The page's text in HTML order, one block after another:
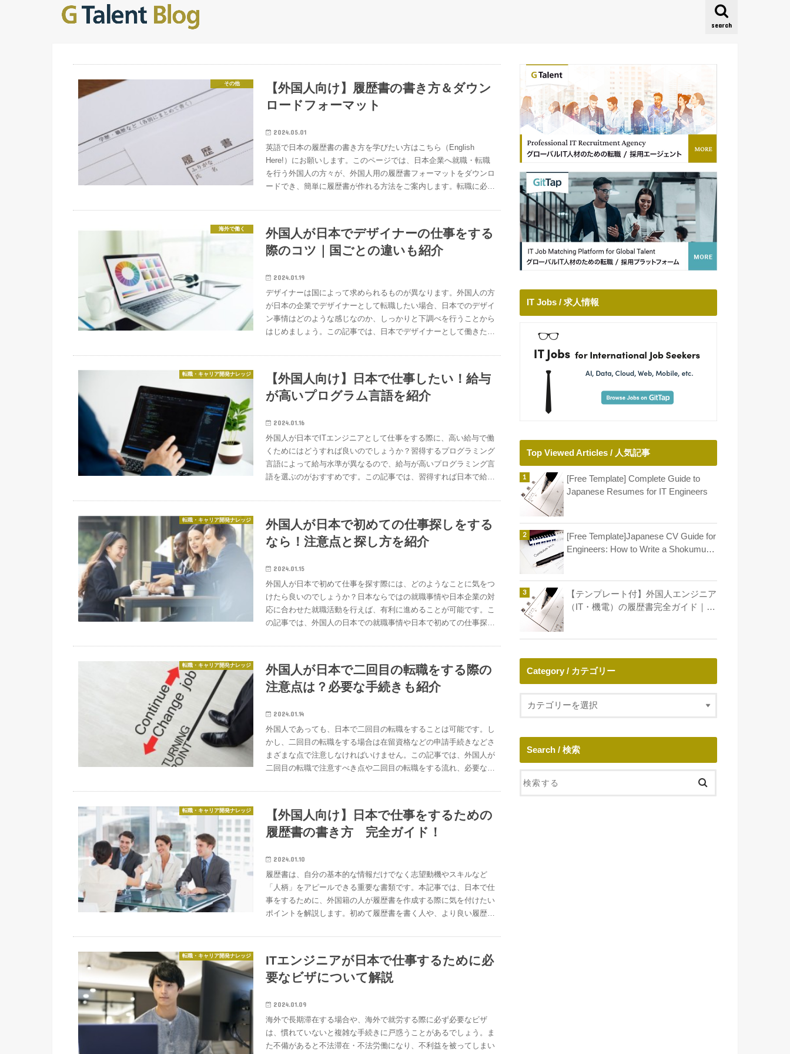
search
その他
【外国人向け】履歴書の書き方＆ダウン
ロードフォーマット
2024.05.01
英語で日本の履歴書の書き方を学びたい方はこちら（English
Here!）にお願いします。このページでは、日本企業へ就職・転職
を行う外国人の方々が、外国人用の履歴書フォーマットをダウンロ
ードでき、簡単に履歴書が作れる方法をご案内します。転職に必要
には、一般的には履歴書と職務経歴書という２つの提出書類が必要
になります。履歴書（りれきしょ）・・・これまでの経歴（学歴、
職歴）や基本情報（名前、生年月日、連絡先など）を伝える書類職
務経歴書（しょくむけいれきしょ）・・・これまでの職務経歴（働
単に自分の経歴や基本情報を応募した企業に伝え、職務経歴書で職
務経験やスキルを応募した企業にアピールすることになります。こ
のページでは履歴書の書き方を学びます。履歴書は日本特有の書類
となり、独特の日本語表現を使うところもあります。しかし、書き
方を理解すれば簡単に作成できます。このページでは、外国人向け
い、そのフォーマットを使って履歴書を作成していきましょう。※
（ITエンジニア向けの職務経歴書です）【外国人向け】職務経歴書
の書き方（サンプルダウンロード）履歴書フォーマットのダウンロ
をしてください。履歴書フォーマット Download※Excel形式のフォ
ーマットになります。テンプレートのダウンロード、ありがとうご
ざいます。この先の解説が、あなたの魅力が伝わる履歴書づくりに
役立てば幸いです。また、完成した履歴書をどこで活かせば良いか
迷った際には、私たちGTalentのグループサービス転職サイト
「GitTap」も、ぜひ一つの選択肢としてご検討ください。あなたの
ルを開いてください。これからフォーマットに沿って履歴書の書き
方をご案内します。外国人向け履歴書の書き方履歴書は以下の5つ
の大きな項目に分けられます。基本情報学歴・職歴免許・資格特
基本情報基本情報を記入する箇所を説明します。上記の番号①〜⑩
の番号に沿って書き方を解説します。①履歴書提出日履歴書を提出
する日（年/月/日）を記入してください。※作成した日でも大丈夫
ですが、3ヶ月以上前の日付になっている場合は新しい日付に修正
してください。②氏名氏名は名前を記入する欄です。上部の「ふり
でふりがなを記入しているので、英語で記入しても問題ありませ
ん。中国や韓国出身の方々であれば、漢字で記入してください。姓
（Last Name）を最初に記入し、スペースを開けて名（First
「ふりがな」ですが、違うフォーマットの場合はカタカナで「フリ
ガナ」と書かれている場合もあります。その場合は、カタカナで記
入をすることになります。③国籍出身国（国籍）を記入してくださ
い。④生年月日（年齢）生年月日は、「（Year）年/（Month）月/
（Day）日生」という書き方となります。あなたが生まれた
るのは、「生まれた」という意味です。年齢は、「満(Age)歳」と
いう書き方となります。あなたの年齢をAgeに記入してください。
※「満」と最初に付いているのは、現時点の年齢という意味です。
⑤性別あなたの性別（Gender）を選んでください。男（Male）、
現在住んでいる住所を記入してください。＜日本国内に住んでいる
場合＞日本国内に住んでいる場合は、できる限り日本語で記入をし
てください。日本語の場合は、上部の「ふりがな」には、ひらがな
で住所の読み方を入力し、下部の現住所には日本語（漢字やカタカ
ナなど）で記入をしてください。※住所の数字には「ふりがな」は
ご記入ください。上部の「ふりがな」は不要です。⑦電話連絡が取
んでいる場合は、国番号も付けるようにしてください。⑧メール連
絡が取れるメールアドレスを記入してください。⑨連絡先基本的に
は、⑥〜⑧で入力した内容と同じという意味です。企業が連絡をす
る時に、⑥〜⑧で入力した住所、電話、メールアドレスで問題なけ
れば、「同上」とだけ記入してください。もし、⑥〜⑧以外の住
所、電話、メールアドレスを連絡先にしたい場合は、⑥〜⑧と違う
海外で働く
外国人が日本でデザイナーの仕事をする
際のコツ｜国ごとの違いも紹介
2024.01.19
デザイナーは国によって求められるものが異なります。外国人の方
が日本の企業でデザイナーとして転職したい場合、日本でのデザイ
ン事情はどのような感じなのか、しっかりと下調べを行うことから
はじめましょう。この記事では、日本でデザイナーとして働きたい
ツや、外国と日本におけるデザインの特徴の違いなどをご紹介して
いきます。デザイナーとしての仕事探したい方は、IT業界のグロー
バル企業が集まる転職エージェント『G Talent』を活用ください。
外国人が日本でデザイナーの仕事をする際のコツデザイナー仕事を
ましょう。日本でデザイナーに求められる、または良く使われるパ
ターンを把握することができます。利便性を重視しながら必要な情
報を盛り込む色による印象が違うので注意大文字のアルファベット
で強調を表現するひらがな・カタカナ・漢字を組み合わせてデザイ
ンする文字は縦書きもできる文字自体をイラスト化することもある
利便性を重視しながら必要な情報を盛り込む日本では、Webデザイ
た利便性が重視されます。たとえば以下のようなものです。トップ
ページに最新の更新情報やイベント情報を載せるメニューの位置が
象で「欲しい情報が見つけやすい」と判断されることで、ユーザー
ース）とは？意味やデザインのポイント／DENTSU MACROMILL
INSIGHT日本でデザイナーの仕事をするコツ②｜色による印象が違
うので注意色に対するイメージは、国や地域などにより異なりま
す。同じアジア圏であっても同様で、日本では良いイメージなのに
色のイメージを覚えておきましょう。色の種類日本のユーザーが受
ける印象白清潔感、神聖、明るい、善赤熱い、情熱的、活動的、エ
ネルギー、怒りオレンジ明るい、健康的、暖かい、楽しい黄喜び、
冷静紫高貴さ、神秘的、女性的参考：色の持つイメージが与える心
理的効果とは？チラシデザインの広告効果を高めよう！／販促の大
学日本でデザイナーの仕事をするコツ③｜大文字のアルファベット
で強調を表現する大文字のアルファベットで表現された英文や英単
語は、欧米では「注意されている」ようなマイナスに近い印象を与
多いです。たとえば日本では、企業のスローガンなどを掲載する際
に大文字のアルファベットを用いたりします。アルファベットの使
い方にも注意が必要です。参考：大文字と小文字／デザイナーの英
漢字を組み合わせてデザインする日本語にはひらがな、カタカナ、
漢字という3種類の文字があり、これらを組み合わせて単語や文章
を書きます。組み合わせは何通りにもなりますので、伝えたいイメ
ージに一番近い組み合わせをアレンジして作り上げます。そこに英
単語も加えて文章を作ることもできます。実際に日本のユーザーに
合わせをうまく用いているのが良く分かるでしょう。参考：日本の
デザインスタイルは、そのままでは海外で通用しない／ぐれこブロ
グ日本でデザイナーの仕事をするコツ⑤｜文字は縦書きもできる縦
書きが向かないアルファベットに比べて、日本語は横書き・縦書き
たり前の見え方になっています。外国人で日本語を第二外国語とし
て使用するデザイナーにとっては慣れない印象もあるかもしれませ
ん。縦書き表記に慣れるためには、街を歩いて日本語表記の看板を
見たり、日本語のWebサイトをチェックしてみたりするなどしてみ
転職・キャリア開発ナレッジ
【外国人向け】日本で仕事したい！給与
が高いプログラム言語を紹介
2024.01.16
外国人が日本でITエンジニアとして仕事をする際に、高い給与で働
くためにはどうすれば良いのでしょうか？習得するプログラミング
言語によって給与水準が異なるので、給与が高いプログラミング言
語を選ぶのがおすすめです。この記事では、習得すれば日本で給与
ための方法について解説します。高い給与のIT企業で働きたい方
は、IT業界のグローバル企業が集まる『G Talent』を利用くださ
い。日本で仕事したい！給与が高いプログラム言語を紹介日本でIT
エンジニアとして高い給与を得るために、習得すべきプログラミン
PythonCPerlC#ScalaJavaScript給与が高いプログラム言語①｜
GoGoはGoogleが開発し2009年に登場した新しい言語であり、
Windows、MacOS X、Linux、Android、iOSなどのほとんどのOS
に対応しているため人気が高いです。シンプルでバグが混入しにく
く、高性能なプログラミング言語だと言えます。注目度が高く人気
水準は高めです。他言語とまったく文法などが異なるため、学ぶた
けのコストをかける価値がある言語と言えるでしょう。日本でも、
LINE、メルカリ、Gunosyなどの大手企業が採用しており、注目度
転職市場で価値が高まります。Go技術者は年収が高いことでも知
習得してください。参考：プログラミング言語ランキング！日本で
高年収の言語はコレ／G Talent Blog給与が高いプログラム言語②｜
TypeScriptTypeScriptはJavaScriptを拡張した上位互換のプログラ
ミング言語で、Web系のエンジニアになるなら習得すべき言語で
プログラミング言語を身につけることで、給与水準がアップするは
ずです。TypeScriptは幅広く使われているJavaScriptの拡張言語な
ので、今後もニーズが高まっていくことが予想されます。
も進んでいるため、今後仕事が増えていくでしょう。JavaScriptに
プラスして習得することで、Web系開発者としてステップアップが
可能です。参考：フロントエンドの開発で必要な言語一覧！
JavaScriptだけでなくTypeScriptのスキルも必要？／転職GUIDE給
与が高いプログラム言語③｜R言語R言語は、機械学習、統計解
言語ですが、近年AIの領域が急速に発展したことで再度注目を浴び
ました。AI分野に活用できるため、データエンジニアやデータアナ
リストに欠かせない言語です。R言語を習得すれば、今注目を浴び
ップを目指すなら習得をおすすめします。同じAIの分野に特化した
言語として、Pythonもあります。Pythonはディープランニングや
機械学習の分野で使われますが、R言語はもともと統計解析の分野
のために開発された言語です。R言語は統計の計算やグラフの出力
転職・キャリア開発ナレッジ
外国人が日本で初めての仕事探しをする
なら！注意点と探し方を紹介
2024.01.15
外国人が日本で初めて仕事を探す際には、どのようなことに気をつ
けたら良いのでしょうか？日本ならではの就職事情や日本企業の対
応に合わせた就職活動を行えば、有利に進めることが可能です。こ
の記事では、外国人の日本での就職事情や日本で初めての仕事探し
について解説します。日本で働きやすい仕事を探したい方は、IT業
界のグローバル企業が集まる転職エージェント『G Talent』をご利
用ください。まずは日本の就職・採用事情について知ろうまずは、
日本での就職・採用事情について知ることからはじめましょう。日
すくなります。外国人労働者の需要は高い日本では高齢化が進み、
労働人口の不足が深刻化しています。そのため、外国人労働者の需
要は高く、外国人が日本で仕事を探しやすい状況です。厚生労働省
の外国人雇用状況を見てみましょう。厚生労働省の「外国人雇用状
況」の届出状況まとめ（令和3年10月末現在）によると、外国人労
グラフを見てわかるとおり、外国人労働者の日本での需要は高まっ
後も続くと予想できます。新卒一括採用が浸透している日本の就職
事情について簡単に見ていきましょう。日本では、学校を卒業して
人を「中途採用者」というくくりで分けます。企業が「新卒一括採
りに学校に入学し、年度が切り替わります。そのため、新卒採用者
は４月入社で、中途採用者の採用も年度が切り替わる４月採用の数
が多いです。参考：新卒一括採用とは？日本特有の制度ができたき
っかけやメリット、デメリット／MarkeTRUNK終身雇用の考えが
数が長くなるにつれて役職や給与が上がっていく「年功序列制度」
が根づいており、若いうちにやめるのは損と言われていたのです。
しかし、少子高齢化が進み労働人口が減少していくと、即戦力にな
的に労働力が不足しているため、比較的中途採用されやすい状況に
なっています。参考：終身雇用は崩壊？実は約半数の企業が終身雇
用。その是非と次の時代への打ち手とは／d's JOURNAL外国人が
日本で初めての仕事探しをする際の5つの注意点外国人が日本で初
転職・キャリア開発ナレッジ
外国人が日本で二回目の転職をする際の
注意点は？必要な手続きも紹介
2024.01.14
外国人であっても、日本で二回目の転職をすることは可能です。し
かし、二回目の転職をする場合は在留資格などの申請手続きなどさ
まざまな点で注意しなければいけません。この記事では、外国人が
二回目の転職で注意すべき点や二回目の転職をする流れ、必要な手
グローバル企業が集まる転職エージェントの『G Talent』がおすす
めです。外国人でも日本で二回目の転職は可能？外国人でも、日本
で二回目の転職をすることは可能です。日本は終身雇用や年功序列
が一般的と考える人も多いかもしれませんが、近年では二回目以降
えており、日本では人手不足が続いているため外国人の労働力が必
要とされているのです。むしろ、外国語が使えることやコミュニケ
ーション能力の高さなど外国人であることを強みにして、転職活動
を有利に進めていくことも可能です。日本の転職活動の流れや企業
の考え方などを理解して、有利に転職活動を進めていきましょう。
流れと注意点[グローバル2]／Fellowship外国人が二回目の転職で注
年齢によってアピールポイントは異なります。20代で二回目の転
職の場合｜若さや柔軟性が武器になる20代で二回目の転職をする
く、柔軟性があることで上司や先輩社員の教えに素直に従えること
し、職場に早く順応してくれる戦力を必要としています。そのた
め、20代では若さや柔軟性を武器にすれば、採用されやすいでし
転職・キャリア開発ナレッジ
【外国人向け】日本で仕事をするための
履歴書の書き方 完全ガイド！
2024.01.10
履歴書は、自分の基本的な情報だけでなく志望動機やスキルなど
「人柄」をアピールできる重要な書類です。本記事では、日本で仕
事をするために、外国籍の人が履歴書を作成する際に気を付けたい
ポイントを解説します。初めて履歴書を書く人や、より良い履歴書
く方は、履歴書だけでなく面接などさまざまなサポートを受けたい
ですよね。グローバルIT企業が集まる転職エージェント『G
Talent』では、履歴書はもちろん面接対策やビザなどさまざまなサ
ポートを行っています。実際に履歴書を書く前に理解しておきたい
ジネスマナーがあります。外国人であっても、日本のマナーを守れ
ていると好印象につながるでしょう。ここらかは、日本での履歴書
の書き方を詳しく解説します。会社の応募要件に書かれているルー
ルに絶対に従う企業ごとに履歴書の提出方法やフォーマットなど指
転職・キャリア開発ナレッジ
ITエンジニアが日本で仕事するために必
要なビザについて解説
2024.01.09
海外で長期滞在する場合や、海外で就労する際に必ず必要なビザ
は、慣れていないと複雑な手続きに戸惑うことがあるでしょう。ま
た不備があると不法滞在・不法労働になり、不利益を被ってしまい
IT Jobs / 求人情報
Top Viewed Articles / 人気記事
[Free Template] Complete Guide to
Japanese Resumes for IT Engineers
[Free Template]Japanese CV Guide for
Engineers: How to Write a Shokumu
【テンプレート付】外国人エンジニア
（IT・機電）の履歴書完全ガイド｜年
Category / カテゴリー
Search / 検索